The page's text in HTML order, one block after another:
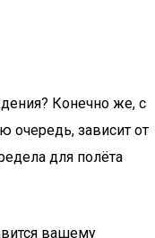
Конечно же, с
очередь, зависит от
для полёта
вашему